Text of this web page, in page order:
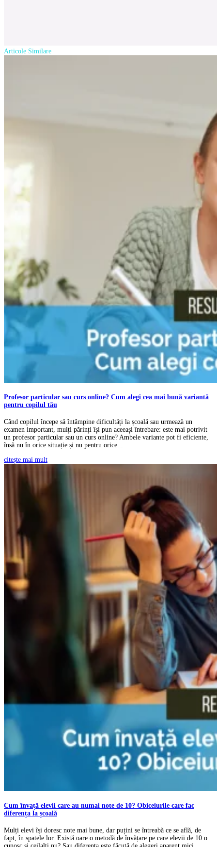
Articole Similare
Profesor particular sau curs online? Cum alegi cea mai bună variantă
pentru copilul tău
Când copilul începe să întâmpine dificultăți la școală sau urmează un
examen important, mulți părinți își pun aceeași întrebare: este mai potrivit
un profesor particular sau un curs online? Ambele variante pot fi eficiente,
însă nu în orice situație și nu pentru orice...
citește mai mult
Cum învață elevii care au numai note de 10? Obiceiurile care fac
diferența la școală
Mulți elevi își doresc note mai bune, dar puțini se întreabă ce se află, de
fapt, în spatele lor. Există oare o metodă de învățare pe care elevii de 10 o